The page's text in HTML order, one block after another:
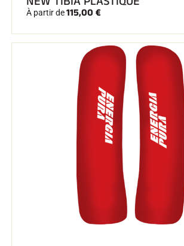
SKI TOUT
À partir de115,00 €